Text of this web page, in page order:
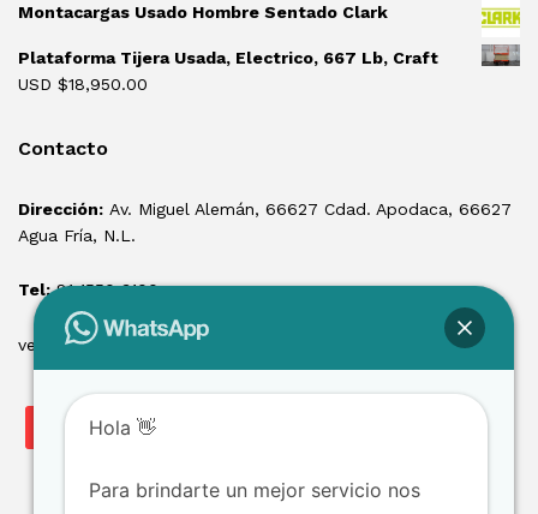
Montacargas Usado Hombre Sentado Clark
Plataforma Tijera Usada, Electrico, 667 Lb, Craft
USD $18,950.00
Contacto
Dirección: Av. Miguel Alemán, 66627 Cdad. Apodaca, 66627
Agua Fría, N.L.
Tel:81 1550 3100
ventas@losmontacargas.mx
Hola 👋
Para brindarte un mejor servicio nos